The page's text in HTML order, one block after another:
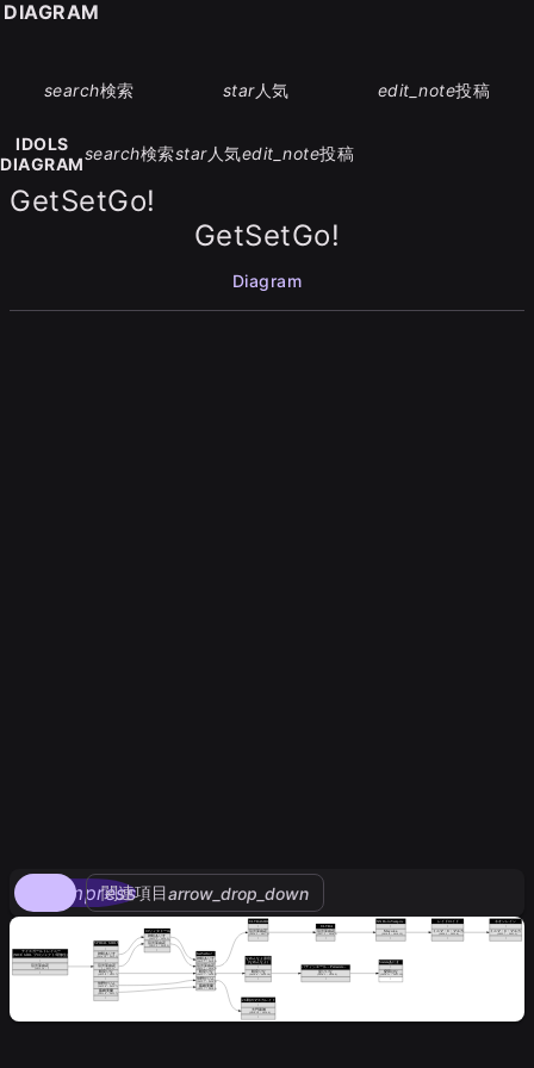
search検索 star人気 edit_note投稿
IDOLS
DIAGRAM
search検索star人気edit_note投稿
GetSetGo!
GetSetGo!
Diagram
compress
関連項目arrow_drop_down